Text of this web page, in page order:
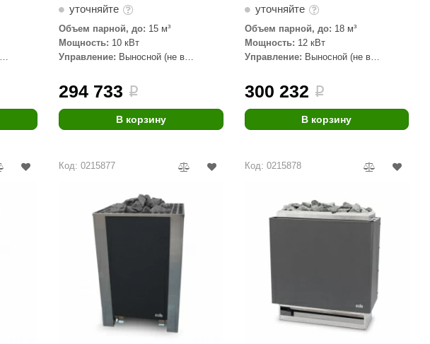
уточняйте
Объем парной, до: 15 м³
Мощность: 10 кВт
Управление: Выносной (не в
294 733 i
В корзину
уточняйте
Объем парной, до: 18 м³
Мощность: 12 кВт
Управление: Выносной (не в
300 232 i
В корзину
Код: 0215877 Код: 0215878